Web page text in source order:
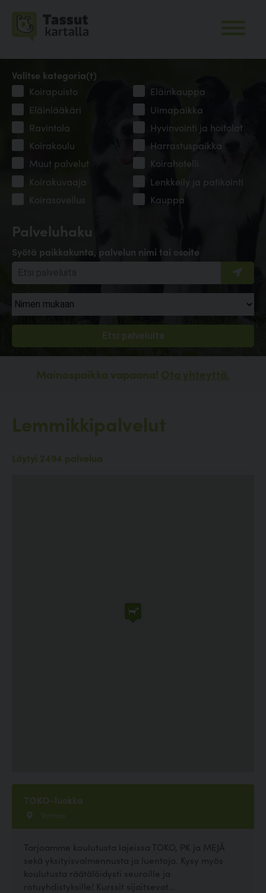
Palveluhaku
Syötä paikkakunta, palvelun nimi tai osoite
Valitse kategoria(t)
Koirapuisto
Eläinkauppa
Eläinlääkäri
Uimapaikka
Ravintola
Hyvinvointi ja hoitolat
Koirakoulu
Harrastuspaikka
Muut palvelut
Koirahotelli
Koirakuvaaja
Lenkkeily ja patikointi
Koirasovellus
Kauppa
Mainospaikka vapaana! Ota yhteyttä.
Lemmikkipalvelut
Löytyi 2494 palvelua
TOKO-luokka
, Vantaa
Tarjoamme koulutusta lajeissa TOKO, PK ja MEJÄ
sekä yksityisvalmennusta ja luentoja. Kysy myös
koulutusta räätälöidysti seuroille ja
rotuyhdistyksille! Kurssit sijaitsevat...